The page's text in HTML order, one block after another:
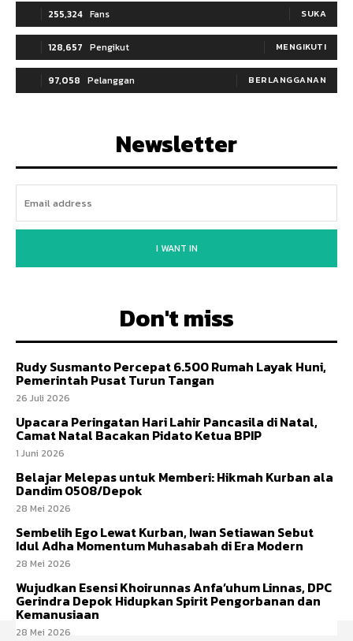
255,324 Fans SUKA
128,657 Pengikut MENGIKUTI
97,058 Pelanggan BERLANGGANAN
Newsletter
I WANT IN
Don't miss
Rudy Susmanto Percepat 6.500 Rumah Layak Huni,
Pemerintah Pusat Turun Tangan
26 Juli 2026
Upacara Peringatan Hari Lahir Pancasila di Natal,
Camat Natal Bacakan Pidato Ketua BPIP
1 Juni 2026
Belajar Melepas untuk Memberi: Hikmah Kurban ala
Dandim 0508/Depok
28 Mei 2026
Sembelih Ego Lewat Kurban, Iwan Setiawan Sebut
Idul Adha Momentum Muhasabah di Era Modern
28 Mei 2026
Wujudkan Esensi Khoirunnas Anfa’uhum Linnas, DPC
Gerindra Depok Hidupkan Spirit Pengorbanan dan
Kemanusiaan
28 Mei 2026